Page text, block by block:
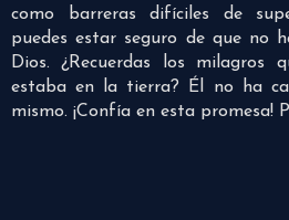
como barreras difíciles de
puedes estar seguro de que no
Dios. ¿Recuerdas los milagros
estaba en la tierra? Él no ha
mismo. ¡Confía en esta promesa!